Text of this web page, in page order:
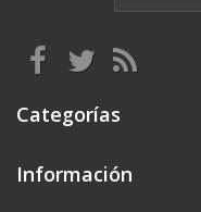
Categorías
Información